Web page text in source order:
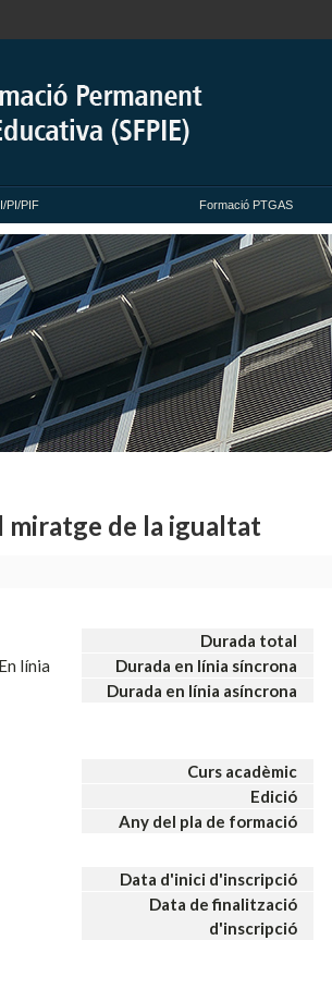
PI/PIF Formació PTGAS
miratge de la igualtat
línia
Durada total
Durada en línia síncrona
Durada en línia asíncrona
Curs acadèmic
Edició
Any del pla de formació
Data d'inici d'inscripció
Data de finalització
d'inscripció